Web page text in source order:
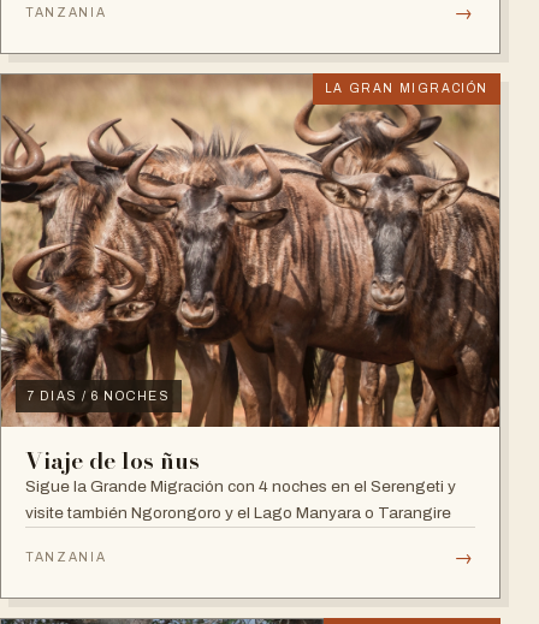
TANZANIA →
LA GRAN MIGRACIÓN
7 DIAS / 6 NOCHES
Viaje de los ñus
Sigue la Grande Migración con 4 noches en el Serengeti y
visite también Ngorongoro y el Lago Manyara o Tarangire
TANZANIA →